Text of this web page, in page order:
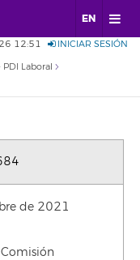
EN
12:51 INICIAR SESIÓN
PDI Laboral
de 2021